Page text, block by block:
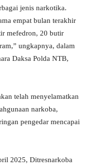
jenis narkotika.
empat bulan terakhir
mefedron, 20 butir
ungkapnya, dalam
Daksa Polda NTB,
telah menyelamatkan
narkoba,
pengedar mencapai
2025, Ditresnarkoba